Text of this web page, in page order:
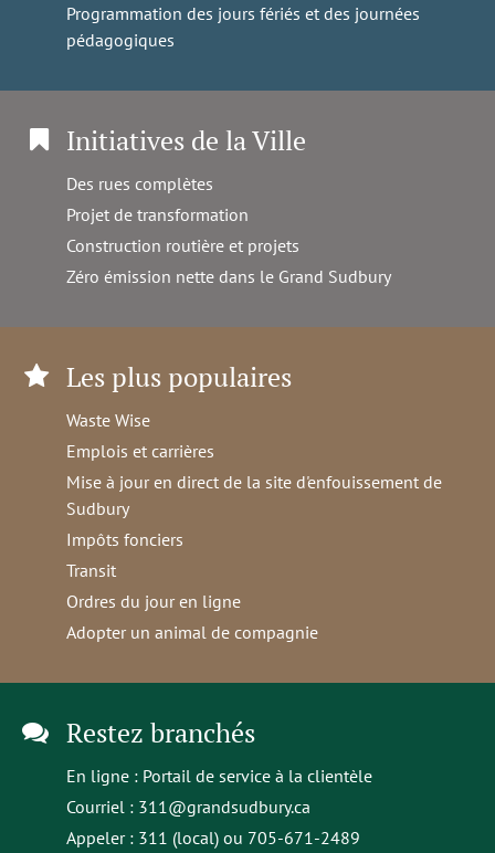
Programmation des jours fériés et des journées
pédagogiques
Initiatives de la Ville
Des rues complètes
Projet de transformation
Construction routière et projets
Zéro émission nette dans le Grand Sudbury
Les plus populaires
Waste Wise
Emplois et carrières
Mise à jour en direct de la site d'enfouissement de
Sudbury
Impôts fonciers
Transit
Ordres du jour en ligne
Adopter un animal de compagnie
Restez branchés
En ligne : Portail de service à la clientèle
Courriel : 311@grandsudbury.ca
Appeler : 311 (local) ou 705-671-2489